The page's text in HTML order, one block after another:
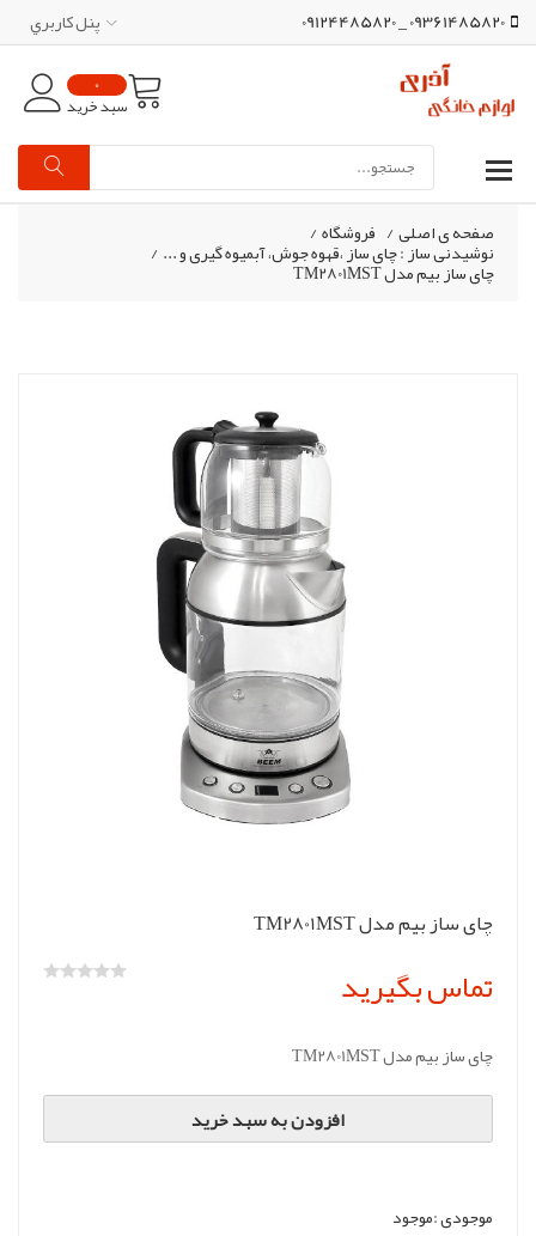
09361485820 _ 09124485820 پنل کاربري
0
سبد خرید
صفحه ی اصلی/ فروشگاه/
نوشیدنی ساز : چای ساز ،قهوه جوش، آبمیوه گیری و ... /
چای ساز بیم مدل TM2801MST
چای ساز بیم مدل TM2801MST
تماس بگیرید
چای ساز بیم مدل TM2801MST
افزودن به سبد خرید
موجودی :موجود